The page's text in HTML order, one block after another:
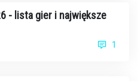
- lista gier i największe
1